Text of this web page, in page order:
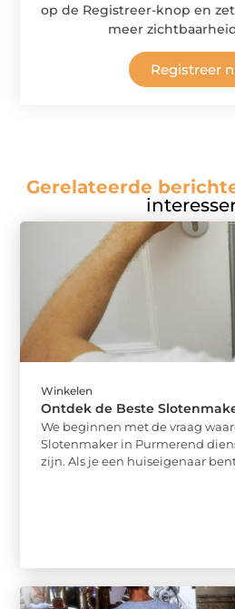
op de Registreer-knop en
meer
Registreer
Gerelateerde
Winkelen
Ontdek de Beste
We beginnen met de vraag
Slotenmaker in Purmerend
zijn. Als je een huiseigenaar